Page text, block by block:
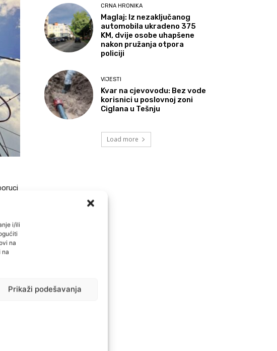
i/ili
na
na
Prikaži podešavanja
CRNA HRONIKA
Maglaj: Iz nezaključanog
automobila ukradeno 375
KM, dvije osobe uhapšene
nakon pružanja otpora
policiji
VIJESTI
Kvar na cjevovodu: Bez vode
korisnici u poslovnoj zoni
Ciglana u Tešnju
Load more